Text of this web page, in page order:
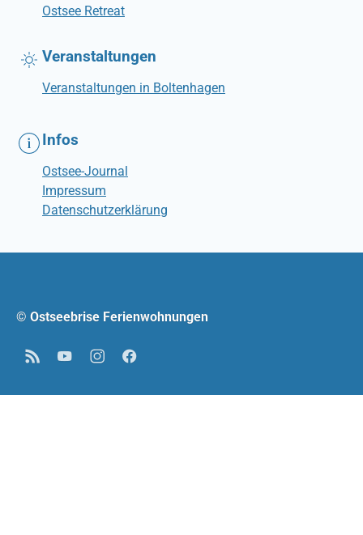
Ostsee Retreat
Veranstaltungen
Veranstaltungen in Boltenhagen
Infos
Ostsee-Journal
Impressum
Datenschutzerklärung
© Ostseebrise Ferienwohnungen
RSS YouTubeInstagramFacebook